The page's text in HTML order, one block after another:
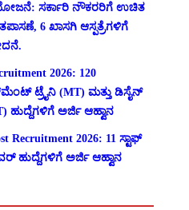
ಸರ್ಕಾರಿ ನೌಕರರಿಗೆ ಉಚಿತ
6 ಖಾಸಗಿ ಆಸ್ಪತ್ರೆಗಳಿಗೆ
2026: 120
ಟ್ರೈನಿ (MT) ಮತ್ತು ಡಿಸೈನ್
ಹುದ್ದೆಗಳಿಗೆ ಅರ್ಜಿ ಆಹ್ವಾನ
Recruitment 2026: 11 ಸ್ಟಾಫ್
ಹುದ್ದೆಗಳಿಗೆ ಅರ್ಜಿ ಆಹ್ವಾನ